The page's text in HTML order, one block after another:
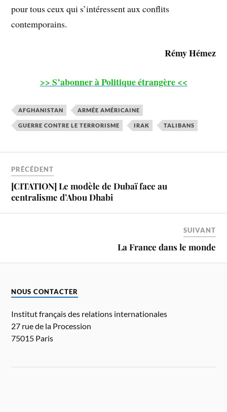
pour tous ceux qui s’intéressent aux conflits
contemporains.
Rémy Hémez
>> S’abonner à Politique étrangère <<
AFGHANISTAN ARMÉE AMÉRICAINE
GUERRE CONTRE LE TERRORISME IRAK TALIBANS
PRÉCÉDENT
[CITATION] Le modèle de Dubaï face au
centralisme d’Abou Dhabi
SUIVANT
La France dans le monde
NOUS CONTACTER
Institut français des relations internationales
27 rue de la Procession
75015 Paris